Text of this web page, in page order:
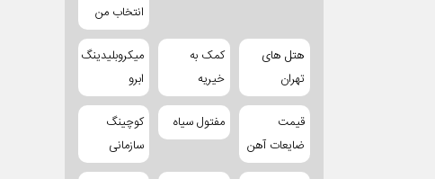
انتخاب من
هتل های
تهران
کمک به
خیریه
میکروبلیدینگ
ابرو
قیمت
ضایعات آهن
مفتول سیاه
کوچینگ
سازمانی